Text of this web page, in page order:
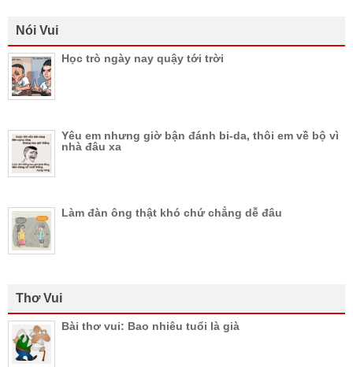
Nói Vui
Học trò ngày nay quậy tới trời
Yêu em nhưng giờ bận đánh bi-da, thôi em về bộ vì
nhà đâu xa
Làm đàn ông thật khó chứ chẳng dễ đâu
Thơ Vui
Bài thơ vui: Bao nhiêu tuổi là già